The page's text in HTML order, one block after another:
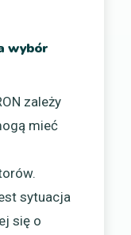
wybór
zależy
mieć
sytuacja
się o